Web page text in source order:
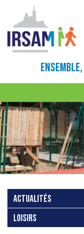
ENSEMBLE,
ACTUALITÉS
LOISIRS